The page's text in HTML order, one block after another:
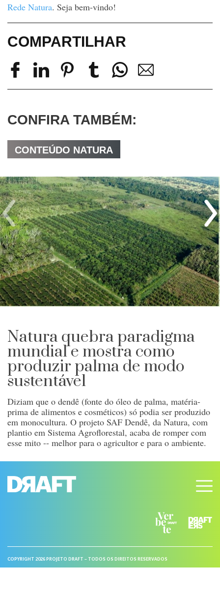
Rede Natura. Seja bem-vindo!
COMPARTILHAR
CONFIRA TAMBÉM:
CONTEÚDO NATURA
Natura quebra paradigma
mundial e mostra como
produzir palma de modo
sustentável
Diziam que o dendê (fonte do óleo de palma, matéria-
prima de alimentos e cosméticos) só podia ser produzido
em monocultura. O projeto SAF Dendê, da Natura, com
plantio em Sistema Agroflorestal, acaba de romper com
esse mito -- melhor para o agricultor e para o ambiente.
COPYRIGHT 2026 PROJETO DRAFT – TODOS OS DIREITOS RESERVADOS